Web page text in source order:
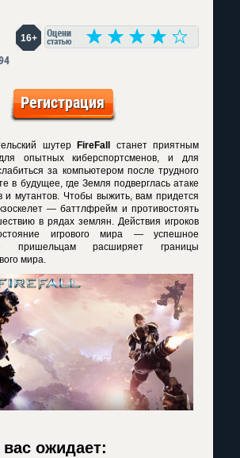
16+
Регистрация
шутер FireFall
станет приятным
опытных киберспортсменов, и для
за компьютером после трудного
в будущее, где Земля подверглась атаке
и мутантов. Чтобы выжить, вам придется
— баттлфрейм и противостоять
в рядах землян. Действия игроков
игрового мира — успешное
пришельцам расширяет границы
мира.
ожидает: